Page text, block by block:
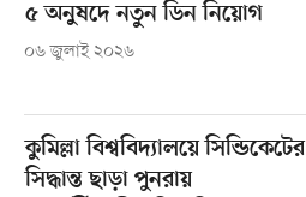
৫ অনুষদে নতুন ডিন নিয়োগ
০৬ জুলাই ২০২৬
কুমিল্লা বিশ্ববিদ্যালয়ে সিন্ডিকেটের
সিদ্ধান্ত ছাড়া পুনরায়